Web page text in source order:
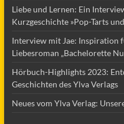
Liebe und Lernen: Ein
Kurzgeschichte »Pop-Tarts
Interview mit Jae: Inspiration
Liebesroman „Bachelorette
Hörbuch-Highlights 2023:
Geschichten des Ylva Verlags
Neues vom Ylva Verlag: